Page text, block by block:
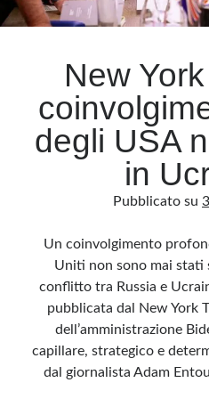
Archivio
Categorie
senza alcuna periodicità. Non può pertanto
sensi della legge n· 62 del 7.03.2001.
pubblicato dai lettori nei commenti ai vari
ritenuti offensivi o lesivi dell’immagine o
razzisti o che contengano dati personali
privacy. Alcune immagini inserite in questo
considerate di pubblico dominio. Qualora la
diritti d’autore, vi invito a comunicarlo via
immediatamente rimosse. L’autore del blog
tramite link né del loro contenuto, che può
New
degli USA
in
Pubblicato su
Un coinvolgimento
Uniti non sono mai stati
conflitto tra Russia e
pubblicata dal New York
dell’amministrazione
capillare, strategico e
dal giornalista Adam